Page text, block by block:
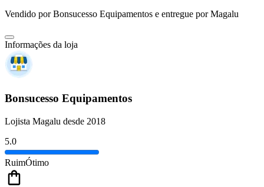
Vendido porBonsucesso Equipamentos e entregue por Magalu
Informações da loja
Bonsucesso Equipamentos
Lojista Magalu desde 2018
5.0
RuimÓtimo